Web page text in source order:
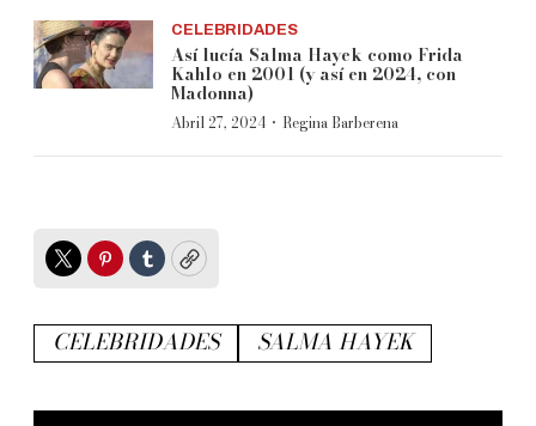
CELEBRIDADES
Así lucía Salma Hayek como Frida
Kahlo en 2001 (y así en 2024, con
Madonna)
Abril 27, 2024 · Regina Barberena
TwitterPinterest
TumblrCopy
CELEBRIDADES SALMA HAYEK